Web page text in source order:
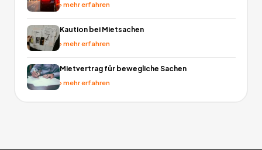
›mehr erfahren
Kaution bei Mietsachen
›mehr erfahren
Mietvertrag für bewegliche Sachen
›mehr erfahren